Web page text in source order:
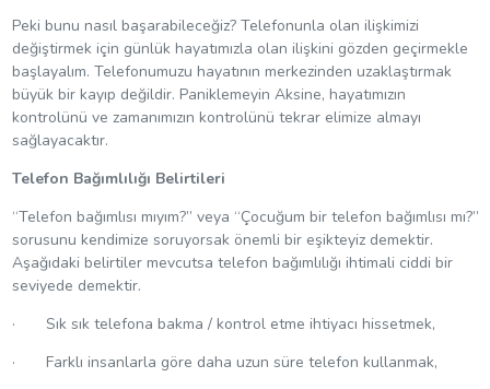
Peki bunu nasıl başarabileceğiz? Telefonunla olan ilişkimizi
değiştirmek için günlük hayatımızla olan ilişkini gözden geçirmekle
başlayalım. Telefonumuzu hayatının merkezinden uzaklaştırmak
büyük bir kayıp değildir. Paniklemeyin Aksine, hayatımızın
kontrolünü ve zamanımızın kontrolünü tekrar elimize almayı
sağlayacaktır.
Telefon Bağımlılığı Belirtileri
“Telefon bağımlısı mıyım?” veya “Çocuğum bir telefon bağımlısı mı?”
sorusunu kendimize soruyorsak önemli bir eşikteyiz demektir.
Aşağıdaki belirtiler mevcutsa telefon bağımlılığı ihtimali ciddi bir
seviyede demektir.
· Sık sık telefona bakma / kontrol etme ihtiyacı hissetmek,
· Farklı insanlarla göre daha uzun süre telefon kullanmak,